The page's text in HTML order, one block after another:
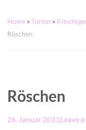
Home »Torten »
Röschen
Röschen
26. Januar 2011 Leave